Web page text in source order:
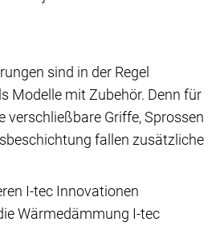
sind in der Regel
Modelle mit Zubehör. Denn für
verschließbare Griffe, Sprossen
fallen zusätzliche
I-tec Innovationen
Wärmedämmung I-tec